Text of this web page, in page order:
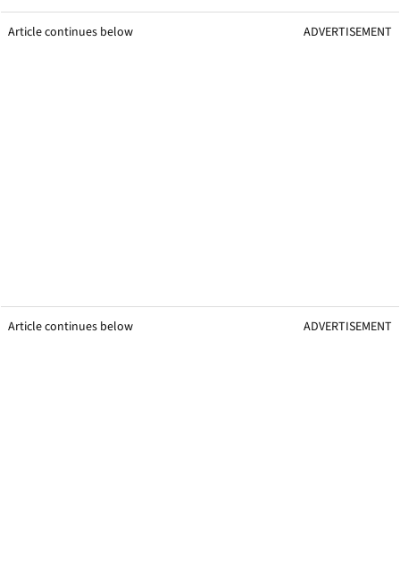
Article continues below ADVERTISEMENT
Article continues below ADVERTISEMENT